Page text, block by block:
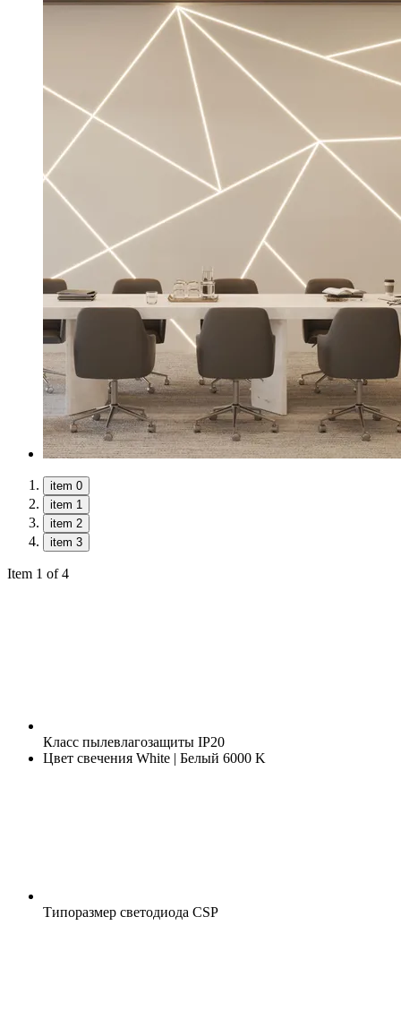
item 0
item 1
item 2
item 3
Item 1 of 4
Класс пылевлагозащиты IP20
Цвет свечения White | Белый 6000 K
Типоразмер светодиода CSP